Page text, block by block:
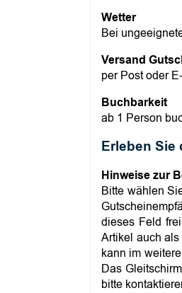
Wetter
Bei
Versand
per Post oder
Buchbarkeit
ab 1 Person
Erleben Sie
Hinweise zur
Bitte wählen
dieses Feld
Artikel auch
kann im
Das
bitte